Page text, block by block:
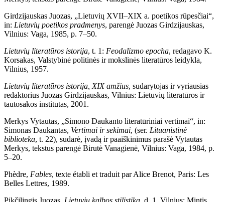
Girdzijauskas Juozas, „Lietuvių XVII–XIX a. poetikos rūpesčiai“,
in: Lietuvių poetikos pradmenys, parengė Juozas Girdzijauskas,
Vilnius: Vaga, 1985, p. 7–50.
Lietuvių literatūros istorija, t. 1: Feodalizmo epocha, redagavo K.
Korsakas, Valstybinė politinės ir mokslinės literatūros leidykla,
Vilnius, 1957.
Lietuvių literatūros istorija, XIX amžius, sudarytojas ir vyriausias
redaktorius Juozas Girdzijauskas, Vilnius: Lietuvių literatūros ir
tautosakos institutas, 2001.
Merkys Vytautas, „Simono Daukanto literatūriniai vertimai“, in:
Simonas Daukantas, Vertimai ir sekimai, (ser. Lituanistinė
biblioteka, t. 22), sudarė, įvadą ir paaiškinimus parašė Vytautas
Merkys, tekstus parengė Birutė Vanagienė, Vilnius: Vaga, 1984, p.
5–20.
Phèdre, Fables, texte établi et traduit par Alice Brenot, Paris: Les
Belles Lettres, 1989.
Pikčilingis Juozas, Lietuvių kalbos stilistika , d. 1, Vilnius: Mintis,